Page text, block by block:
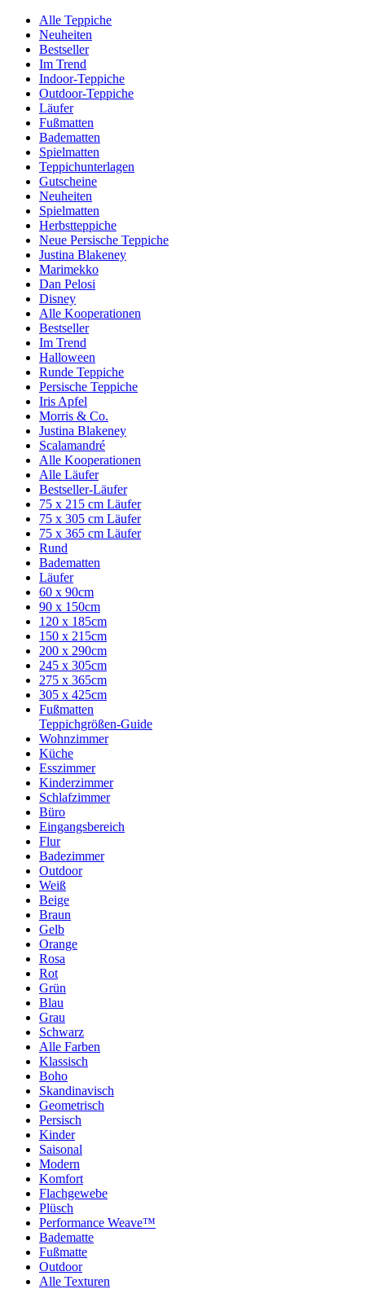
Alle Teppiche
Neuheiten
Bestseller
Im Trend
Indoor-Teppiche
Outdoor-Teppiche
Läufer
Fußmatten
Badematten
Spielmatten
Teppichunterlagen
Gutscheine
Neuheiten
Spielmatten
Herbstteppiche
Neue Persische Teppiche
Justina Blakeney
Marimekko
Dan Pelosi
Disney
Alle Kooperationen
Bestseller
Im Trend
Halloween
Runde Teppiche
Persische Teppiche
Iris Apfel
Morris & Co.
Justina Blakeney
Scalamandré
Alle Kooperationen
Alle Läufer
Bestseller-Läufer
75 x 215 cm Läufer
75 x 305 cm Läufer
75 x 365 cm Läufer
Rund
Badematten
Läufer
60 x 90cm
90 x 150cm
120 x 185cm
150 x 215cm
200 x 290cm
245 x 305cm
275 x 365cm
305 x 425cm
Fußmatten
Teppichgrößen-Guide
Wohnzimmer
Küche
Esszimmer
Kinderzimmer
Schlafzimmer
Büro
Eingangsbereich
Flur
Badezimmer
Outdoor
Weiß
Beige
Braun
Gelb
Orange
Rosa
Rot
Grün
Blau
Grau
Schwarz
Alle Farben
Klassisch
Boho
Skandinavisch
Geometrisch
Persisch
Kinder
Saisonal
Modern
Komfort
Flachgewebe
Plüsch
Performance Weave™
Badematte
Fußmatte
Outdoor
Alle Texturen